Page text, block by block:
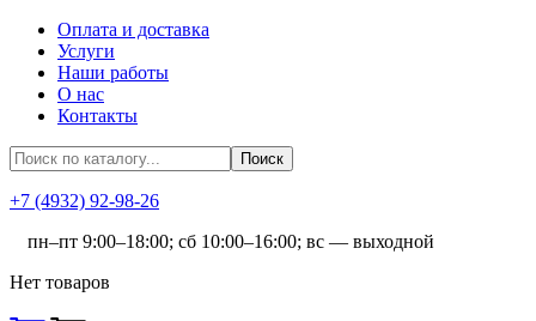
Оплата и доставка
Услуги
Наши работы
О нас
Контакты
+7 (4932) 92-98-26
пн–пт 9:00–18:00; сб 10:00–16:00; вс — выходной
Нет товаров